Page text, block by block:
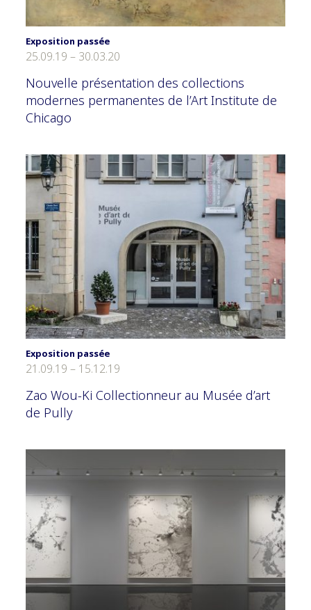
Exposition passée
25.09.19 – 30.03.20
Nouvelle présentation des collections
modernes permanentes de l’Art Institute de
Chicago
Exposition passée
21.09.19 – 15.12.19
Zao Wou-Ki Collectionneur au Musée d’art
de Pully